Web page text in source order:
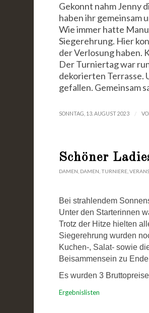
Gekonnt nahm Jenny
haben ihr gemeinsam
Wie immer hatte
Siegerehrung. Hier
der Verlosung haben.
Der Turniertag war
dekorierten Terrasse.
gefallen. Gemeinsam
SONNTAG, 13. AUGUST 2023 /
Schöner
DAMEN, DAMEN,TURNIERE,
Bei strahlendem
Unter den Starterinnen
Trotz der Hitze hielten
Siegerehrung wurden
Kuchen-, Salat- sowie
Beisammensein zu
Es wurden 3
Ergebnislisten